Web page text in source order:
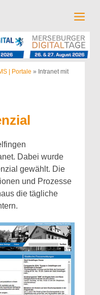
| Portale » Intranet mit
Dabei wurde
gewählt. Die
und Prozesse
die tägliche